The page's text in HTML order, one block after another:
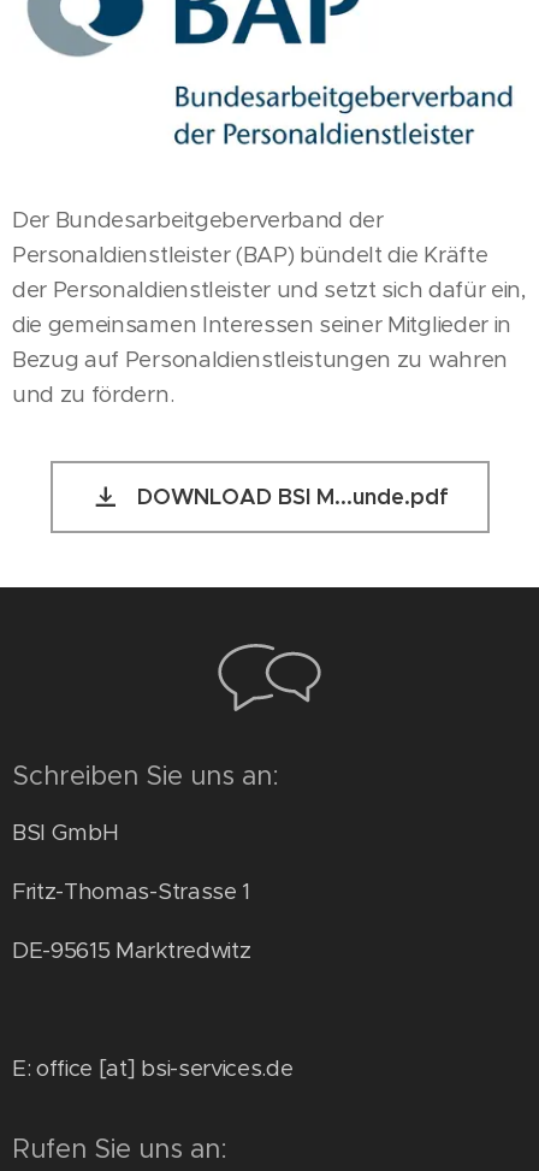
Der Bundesarbeitgeberverband der
Personaldienstleister (BAP) bündelt die Kräfte
der Personaldienstleister und setzt sich dafür ein,
die gemeinsamen Interessen seiner Mitglieder in
Bezug auf Personaldienstleistungen zu wahren
und zu fördern.
DOWNLOAD BSI M...unde.pdf
Schreiben Sie uns an:
BSI GmbH
Fritz-Thomas-Strasse 1
DE-95615 Marktredwitz
E: office [at] bsi-services.de
Rufen Sie uns an: